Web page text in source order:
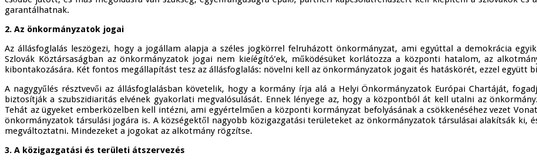
garantálhatnak.
2. Az önkormányzatok jogai
Az állásfoglalás leszögezi, hogy a jogállam alapja a széles jogkörrel felruházott önkormányzat, ami egyúttal a demokrácia
Szlovák Köztársaságban az önkormányzatok jogai nem kieíégító’ek, működésüket korlátozza a központi hatalom, az
kibontakozására. Két fontos megállapítást tesz az állásfoglalás: növelni kell az önkormányzatok jogait és hatáskörét, ezzel együtt
A nagygyűlés résztvevői az állásfoglalásban követelik, hogy a kormány írja alá a Helyi Önkormányzatok Európai Chartáját,
biztosítják a szubszidiaritás elvének gyakorlati megvalósulását. Ennek lényege az, hogy a központból át kell utalni az
Tehát az ügyeket emberközelben kell intézni, ami egyértelműen a központi kormányzat befolyásának a csökkenéséhez vezet
önkormányzatok társulási jogára is. A községektől nagyobb közigazgatási területeket az önkormányzatok társulásai alakítsák ki,
megváltoztatni. Mindezeket a jogokat az alkotmány rögzítse.
3. A közigazgatási és területi átszervezés